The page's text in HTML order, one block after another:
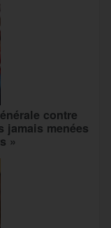
contre
jamais menées
»